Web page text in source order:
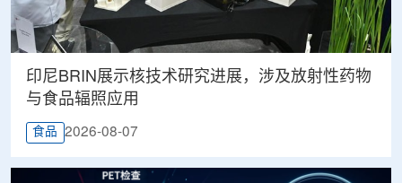
印尼BRIN展示核技术研究进展，涉及放射性药物
与食品辐照应用
食品 2026-08-07